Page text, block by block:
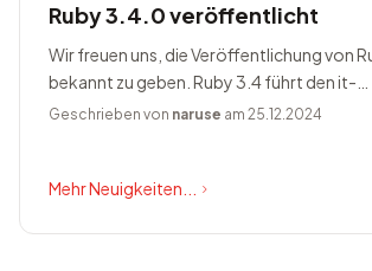
Ruby 3.4.0 veröffentlicht
Wir freuen uns, die Veröffentlichung von
bekannt zu geben. Ruby 3.4 führt den it-
Blockparameter ein, ändert Prism zum
Geschrieben von naruse am 25.12.2024
Mehr Neuigkeiten...